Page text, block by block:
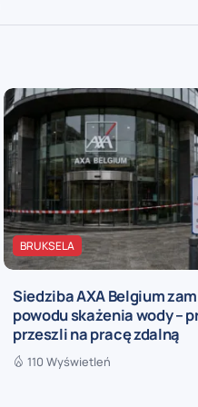
BRUKSELA
Siedziba AXA Belgium
powodu skażenia wody –
przeszli na pracę zdalną
110 Wyświetleń